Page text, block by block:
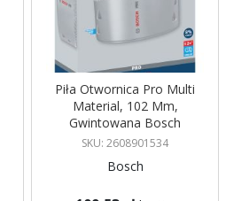
Piła Otwornica Pro Multi
Material, 102 Mm,
Gwintowana Bosch
SKU: 2608901534
Bosch